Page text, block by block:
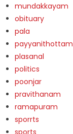
mundakkayam
obituary
pala
payyanithottam
plasanal
politics
poonjar
pravithanam
ramapuram
sporrts